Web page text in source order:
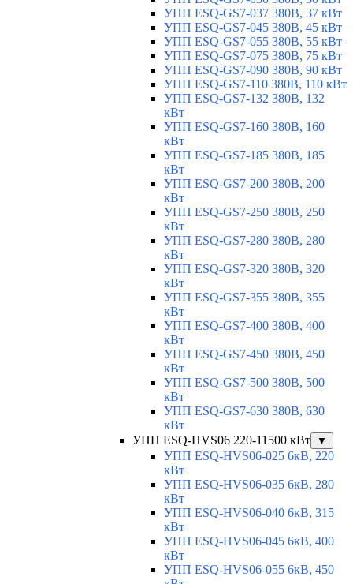
УПП ESQ-GS7-037 380В, 37 кВт
УПП ESQ-GS7-045 380В, 45 кВт
УПП ESQ-GS7-055 380В, 55 кВт
УПП ESQ-GS7-075 380В, 75 кВт
УПП ESQ-GS7-090 380В, 90 кВт
УПП ESQ-GS7-110 380В, 110 кВт
УПП ESQ-GS7-132 380В, 132
кВт
УПП ESQ-GS7-160 380В, 160
кВт
УПП ESQ-GS7-185 380В, 185
кВт
УПП ESQ-GS7-200 380В, 200
кВт
УПП ESQ-GS7-250 380В, 250
кВт
УПП ESQ-GS7-280 380В, 280
кВт
УПП ESQ-GS7-320 380В, 320
кВт
УПП ESQ-GS7-355 380В, 355
кВт
УПП ESQ-GS7-400 380В, 400
кВт
УПП ESQ-GS7-450 380В, 450
кВт
УПП ESQ-GS7-500 380В, 500
кВт
УПП ESQ-GS7-630 380В, 630
кВт
УПП ESQ-HVS06 220-11500 кВт
▼
УПП ESQ-HVS06-025 6кВ, 220
кВт
УПП ESQ-HVS06-035 6кВ, 280
кВт
УПП ESQ-HVS06-040 6кВ, 315
кВт
УПП ESQ-HVS06-045 6кВ, 400
кВт
УПП ESQ-HVS06-055 6кВ, 450